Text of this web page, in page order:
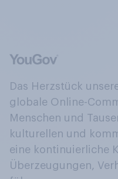
Das Herzstück
globale Online-
Menschen und
kulturellen und
eine kontinuierliche
Überzeugungen,